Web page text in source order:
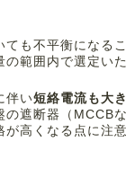
ても不平衡になる
の範囲内で選定い
伴い短絡電流も大
の遮断器（MCCB
が高くなる点に注